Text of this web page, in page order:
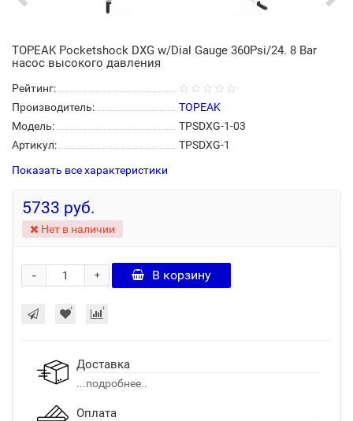
TOPEAK Pocketshock DXG w/Dial Gauge 360Psi/24. 8 Bar
насос высокого давления
Рейтинг:
Производитель:
TOPEAK
Модель:
TPSDXG-1-03
Артикул:
TPSDXG-1
Показать все характеристики
5733 руб.
Нет в наличии
+
- В корзину
Доставка
...подробнее..
Оплата